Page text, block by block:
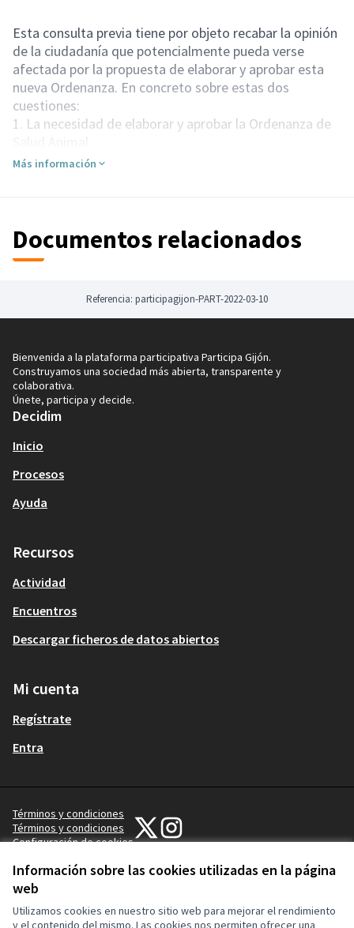
Información sobre las cookies utilizadas en la página
web
Utilizamos cookies en nuestro sitio web para mejorar el rendimiento
y el contenido del mismo. Las cookies nos permiten ofrecer una
Esta consulta previa tiene por objeto recabar la opinión
de la ciudadanía que potencialmente pueda verse
afectada por la propuesta de elaborar y aprobar esta
nueva Ordenanza. En concreto sobre estas dos
cuestiones:
1. La necesidad de elaborar y aprobar la Ordenanza de
2. Recabar información sobre asuntos que la
que aprueba esta consulta.
Por eso, te pedimos que participes en esta consulta
octubre hasta las 15 horas del 12 de noviembre.
¡Muchas gracias por participar!
Más información
Documentos relacionados
Referencia: participagijon-PART-2022-03-10
Bienvenida a la plataforma participativa Participa Gijón.
Construyamos una sociedad más abierta, transparente y
colaborativa.
Únete, participa y decide.
Decidim
Inicio
Procesos
Ayuda
Recursos
Actividad
Encuentros
Descargar ficheros de datos abiertos
Mi cuenta
Regístrate
Entra
Términos y condiciones
Términos y condiciones
Configuración de cookies
Participa Gijón en X
(Enlace externo)
Participa Gijón en Instagram
(Enlace externo)